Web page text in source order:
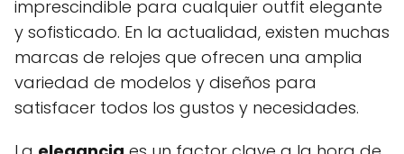
imprescindible para cualquier outfit elegante
y sofisticado. En la actualidad, existen muchas
marcas de relojes que ofrecen una amplia
variedad de modelos y diseños para
satisfacer todos los gustos y necesidades.